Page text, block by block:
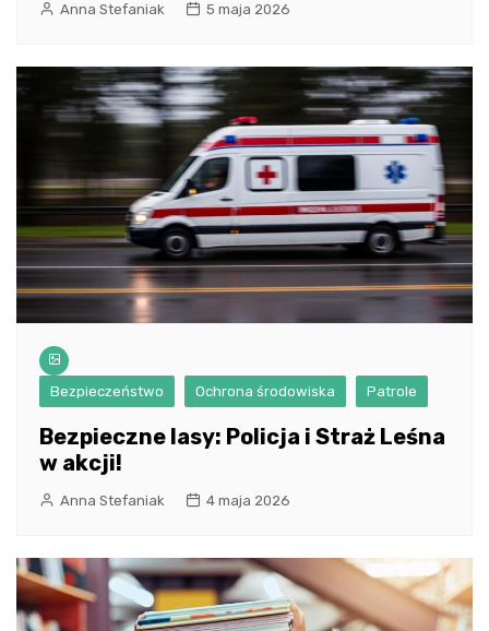
Anna Stefaniak 5 maja 2026
Bezpieczeństwo Ochrona środowiska Patrole
Bezpieczne lasy: Policja i Straż Leśna
w akcji!
Anna Stefaniak 4 maja 2026